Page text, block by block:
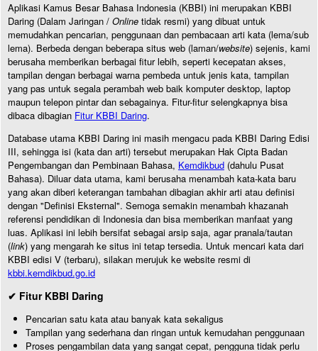
Aplikasi Kamus Besar Bahasa Indonesia (KBBI) ini merupakan KBBI
Daring (Dalam Jaringan / Online tidak resmi) yang dibuat untuk
memudahkan pencarian, penggunaan dan pembacaan arti kata (lema/sub
lema). Berbeda dengan beberapa situs web (laman/website) sejenis, kami
berusaha memberikan berbagai fitur lebih, seperti kecepatan akses,
tampilan dengan berbagai warna pembeda untuk jenis kata, tampilan
yang pas untuk segala perambah web baik komputer desktop, laptop
maupun telepon pintar dan sebagainya. Fitur-fitur selengkapnya bisa
dibaca dibagian Fitur KBBI Daring.
Database utama KBBI Daring ini masih mengacu pada KBBI Daring Edisi
III, sehingga isi (kata dan arti) tersebut merupakan Hak Cipta Badan
Pengembangan dan Pembinaan Bahasa, Kemdikbud (dahulu Pusat
Bahasa). Diluar data utama, kami berusaha menambah kata-kata baru
yang akan diberi keterangan tambahan dibagian akhir arti atau definisi
dengan "Definisi Eksternal". Semoga semakin menambah khazanah
referensi pendidikan di Indonesia dan bisa memberikan manfaat yang
luas. Aplikasi ini lebih bersifat sebagai arsip saja, agar pranala/tautan
(link) yang mengarah ke situs ini tetap tersedia. Untuk mencari kata dari
KBBI edisi V (terbaru), silakan merujuk ke website resmi di
kbbi.kemdikbud.go.id
✔ Fitur KBBI Daring
Pencarian satu kata atau banyak kata sekaligus
Tampilan yang sederhana dan ringan untuk kemudahan penggunaan
Proses pengambilan data yang sangat cepat, pengguna tidak perlu